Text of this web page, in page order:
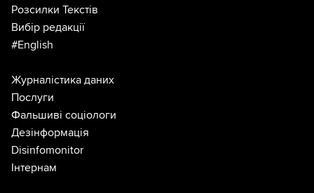
Розсилки Текстів
Вибір редакції
#English
Журналістика даних
Послуги
Фальшиві соціологи
Дезінформація
Disinfomonitor
Інтернам